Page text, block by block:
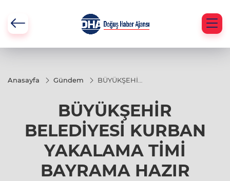
Anasayfa Gündem
BÜYÜKŞEHİR
YAKALAMA
TİMİ
BAYRAMA
HAZIR
BÜYÜKŞEHİR
BELEDİYESİ KURBAN
YAKALAMA TİMİ
BAYRAMA HAZIR